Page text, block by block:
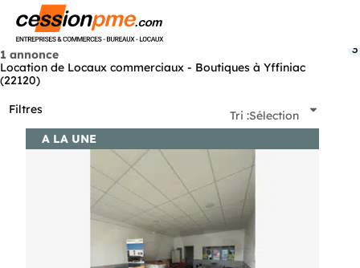
1 annonce
Location de Locaux commerciaux - Boutiques à Yffiniac
(22120)
Filtres
3
Tri :Sélection
A LA UNE